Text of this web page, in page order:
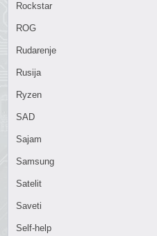
Rockstar
ROG
Rudarenje
Rusija
Ryzen
SAD
Sajam
Samsung
Satelit
Saveti
Self-help